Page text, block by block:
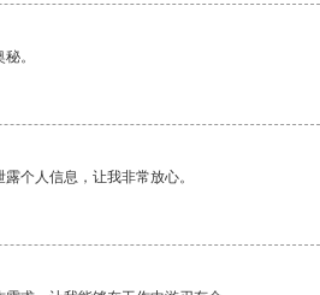
。
个人信息，让我非常放心。